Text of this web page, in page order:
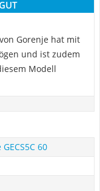
GUT
Gorenje hat mit
und ist zudem
Modell
60